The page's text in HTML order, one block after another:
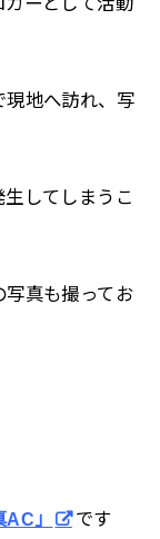
現地へ訪れ、写
してしまうこ
写真も撮ってお
AC」 です